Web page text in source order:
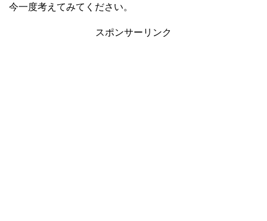
今一度考えてみてください。
スポンサーリンク